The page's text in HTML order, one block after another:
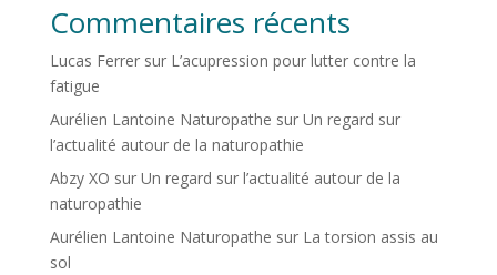
Commentaires récents
Lucas Ferrersur L’acupression pour lutter contre la
fatigue
Aurélien Lantoine Naturopathe sur Un regard sur
l’actualité autour de la naturopathie
Abzy XO sur Un regard sur l’actualité autour de la
naturopathie
Aurélien Lantoine Naturopathe sur La torsion assis au
sol